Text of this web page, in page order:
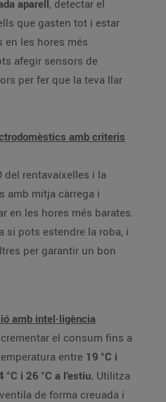
aparell , detectar el
que gasten tot i estar
en les hores més
afegir sensors de
per fer que la teva llar
amb criteris
del rentavaixelles i la
amb mitja càrrega i
en les hores més barates.
si pots estendre la roba, i
per garantir un bon
amb intel·ligència
el consum fins a
entre 19 °C i
i 26 °C a l’estiu. Utilitza
de forma creuada i